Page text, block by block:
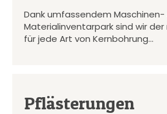
Dank umfassendem Maschinen-
Materialinventarpark sind wir
für jede Art von Kernbohrung…
Pflästerungen